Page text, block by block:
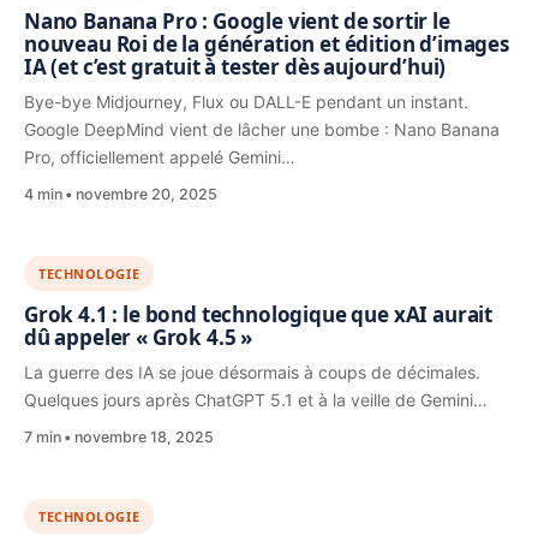
Nano Banana Pro : Google vient de sortir le
nouveau Roi de la génération et édition d’images
IA (et c’est gratuit à tester dès aujourd’hui)
Bye-bye Midjourney, Flux ou DALL-E pendant un instant.
Google DeepMind vient de lâcher une bombe : Nano Banana
Pro, officiellement appelé Gemini…
4 min novembre 20, 2025
TECHNOLOGIE
Grok 4.1 : le bond technologique que xAI aurait
dû appeler « Grok 4.5 »
La guerre des IA se joue désormais à coups de décimales.
Quelques jours après ChatGPT 5.1 et à la veille de Gemini…
7 min novembre 18, 2025
TECHNOLOGIE